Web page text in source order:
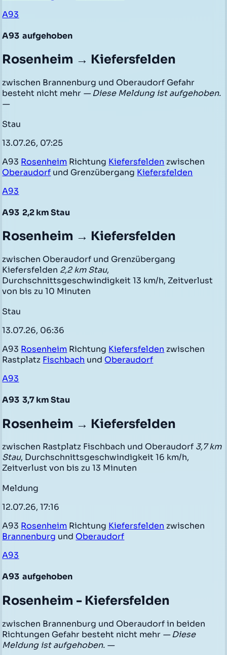
A93
A93 aufgehoben
Rosenheim → Kiefersfelden
zwischen Brannenburg und Oberaudorf Gefahr
besteht nicht mehr — Diese Meldung ist aufgehoben.
—
Stau
13.07.26, 07:25
A93 Rosenheim Richtung Kiefersfelden zwischen
Oberaudorf und Grenzübergang Kiefersfelden
A93
A93 2,2 km Stau
Rosenheim → Kiefersfelden
zwischen Oberaudorf und Grenzübergang
Kiefersfelden 2,2 km Stau,
Durchschnittsgeschwindigkeit 13 km/h, Zeitverlust
von bis zu 10 Minuten
Stau
13.07.26, 06:36
A93 Rosenheim Richtung Kiefersfelden zwischen
Rastplatz Fischbach und Oberaudorf
A93
A93 3,7 km Stau
Rosenheim → Kiefersfelden
zwischen Rastplatz Fischbach und Oberaudorf 3,7 km
Stau, Durchschnittsgeschwindigkeit 16 km/h,
Zeitverlust von bis zu 13 Minuten
Meldung
12.07.26, 17:16
A93 Rosenheim Richtung Kiefersfelden zwischen
Brannenburg und Oberaudorf
A93
A93 aufgehoben
Rosenheim - Kiefersfelden
zwischen Brannenburg und Oberaudorf in beiden
Richtungen Gefahr besteht nicht mehr — Diese
Meldung ist aufgehoben. —